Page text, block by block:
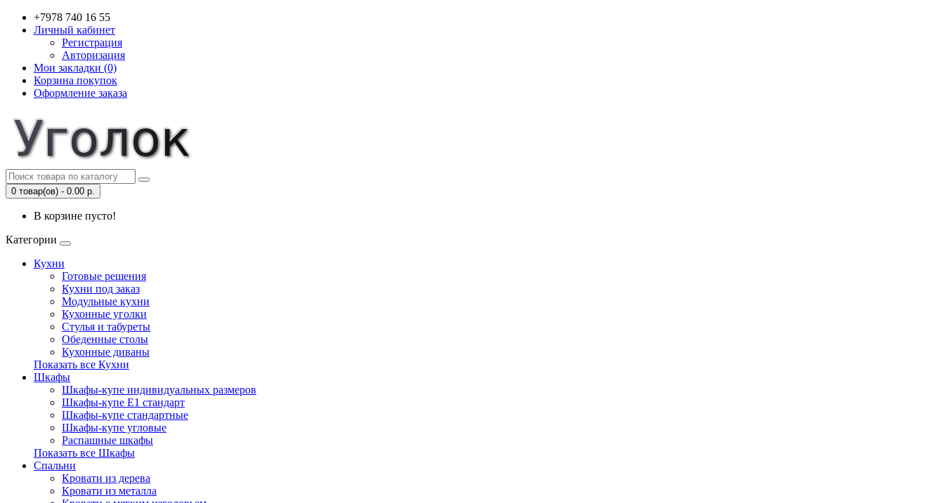
+7978 740 16 55
Личный кабинет
Регистрация
Авторизация
Мои закладки (0)
Корзина покупок
Оформление заказа
0 товар(ов) - 0.00 р.
В корзине пусто!
Категории
Кухни
Готовые решения
Кухни под заказ
Модульные кухни
Кухонные уголки
Стулья и табуреты
Обеденные столы
Кухонные диваны
Показать все Кухни
Шкафы
Шкафы-купе индивидуальных размеров
Шкафы-купе Е1 стандарт
Шкафы-купе стандартные
Шкафы-купе угловые
Распашные шкафы
Показать все Шкафы
Спальни
Кровати из дерева
Кровати из металла